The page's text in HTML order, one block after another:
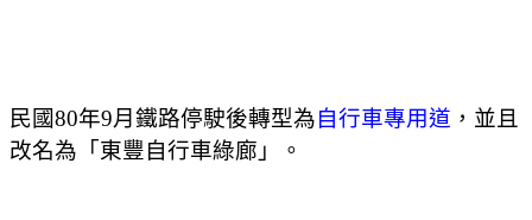
民國80年9月鐵路停駛後轉型為自行車專用道 ，並且
改名為「東豐自行車綠廊」。